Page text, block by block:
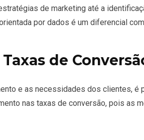
de marketing até a
por dados é um diferencial
de
e as necessidades dos clientes, é
nas taxas de conversão, pois as